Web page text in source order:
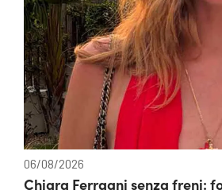
06/08/2026
Chiara Ferragni senza freni: